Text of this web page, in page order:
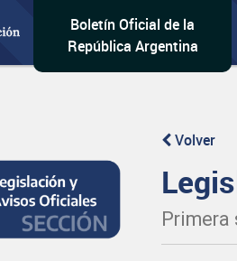
Boletín Oficial de la
República Argentina
Volver
Primera